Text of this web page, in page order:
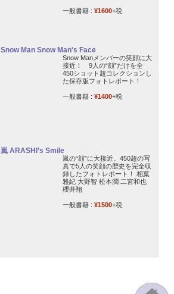
一般書籍 : ¥1600+税
Snow Man Snow Man's Face
Snow Manメンバーの笑顔に大
接近！ 9人の“顔”だけを全
450ショット超コレクションし
た保存版フォトレポート！
一般書籍 : ¥1400+税
嵐 ARASHI’s Smile
嵐の“顔”に大接近。450超の写
真で5人の笑顔の歴史を完全収
録したフォトレポート！ 相葉
雅紀 大野智 松本潤 二宮和也
櫻井翔
一般書籍 : ¥1500+税